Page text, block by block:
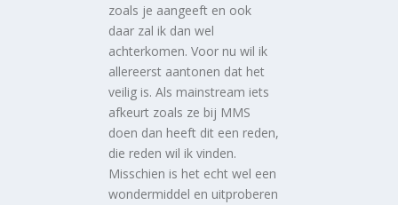
zoals je aangeeft en ook
daar zal ik dan wel
achterkomen. Voor nu wil ik
allereerst aantonen dat het
veilig is. Als mainstream iets
afkeurt zoals ze bij MMS
doen dan heeft dit een reden,
die reden wil ik vinden.
Misschien is het echt wel een
wondermiddel en uitproberen